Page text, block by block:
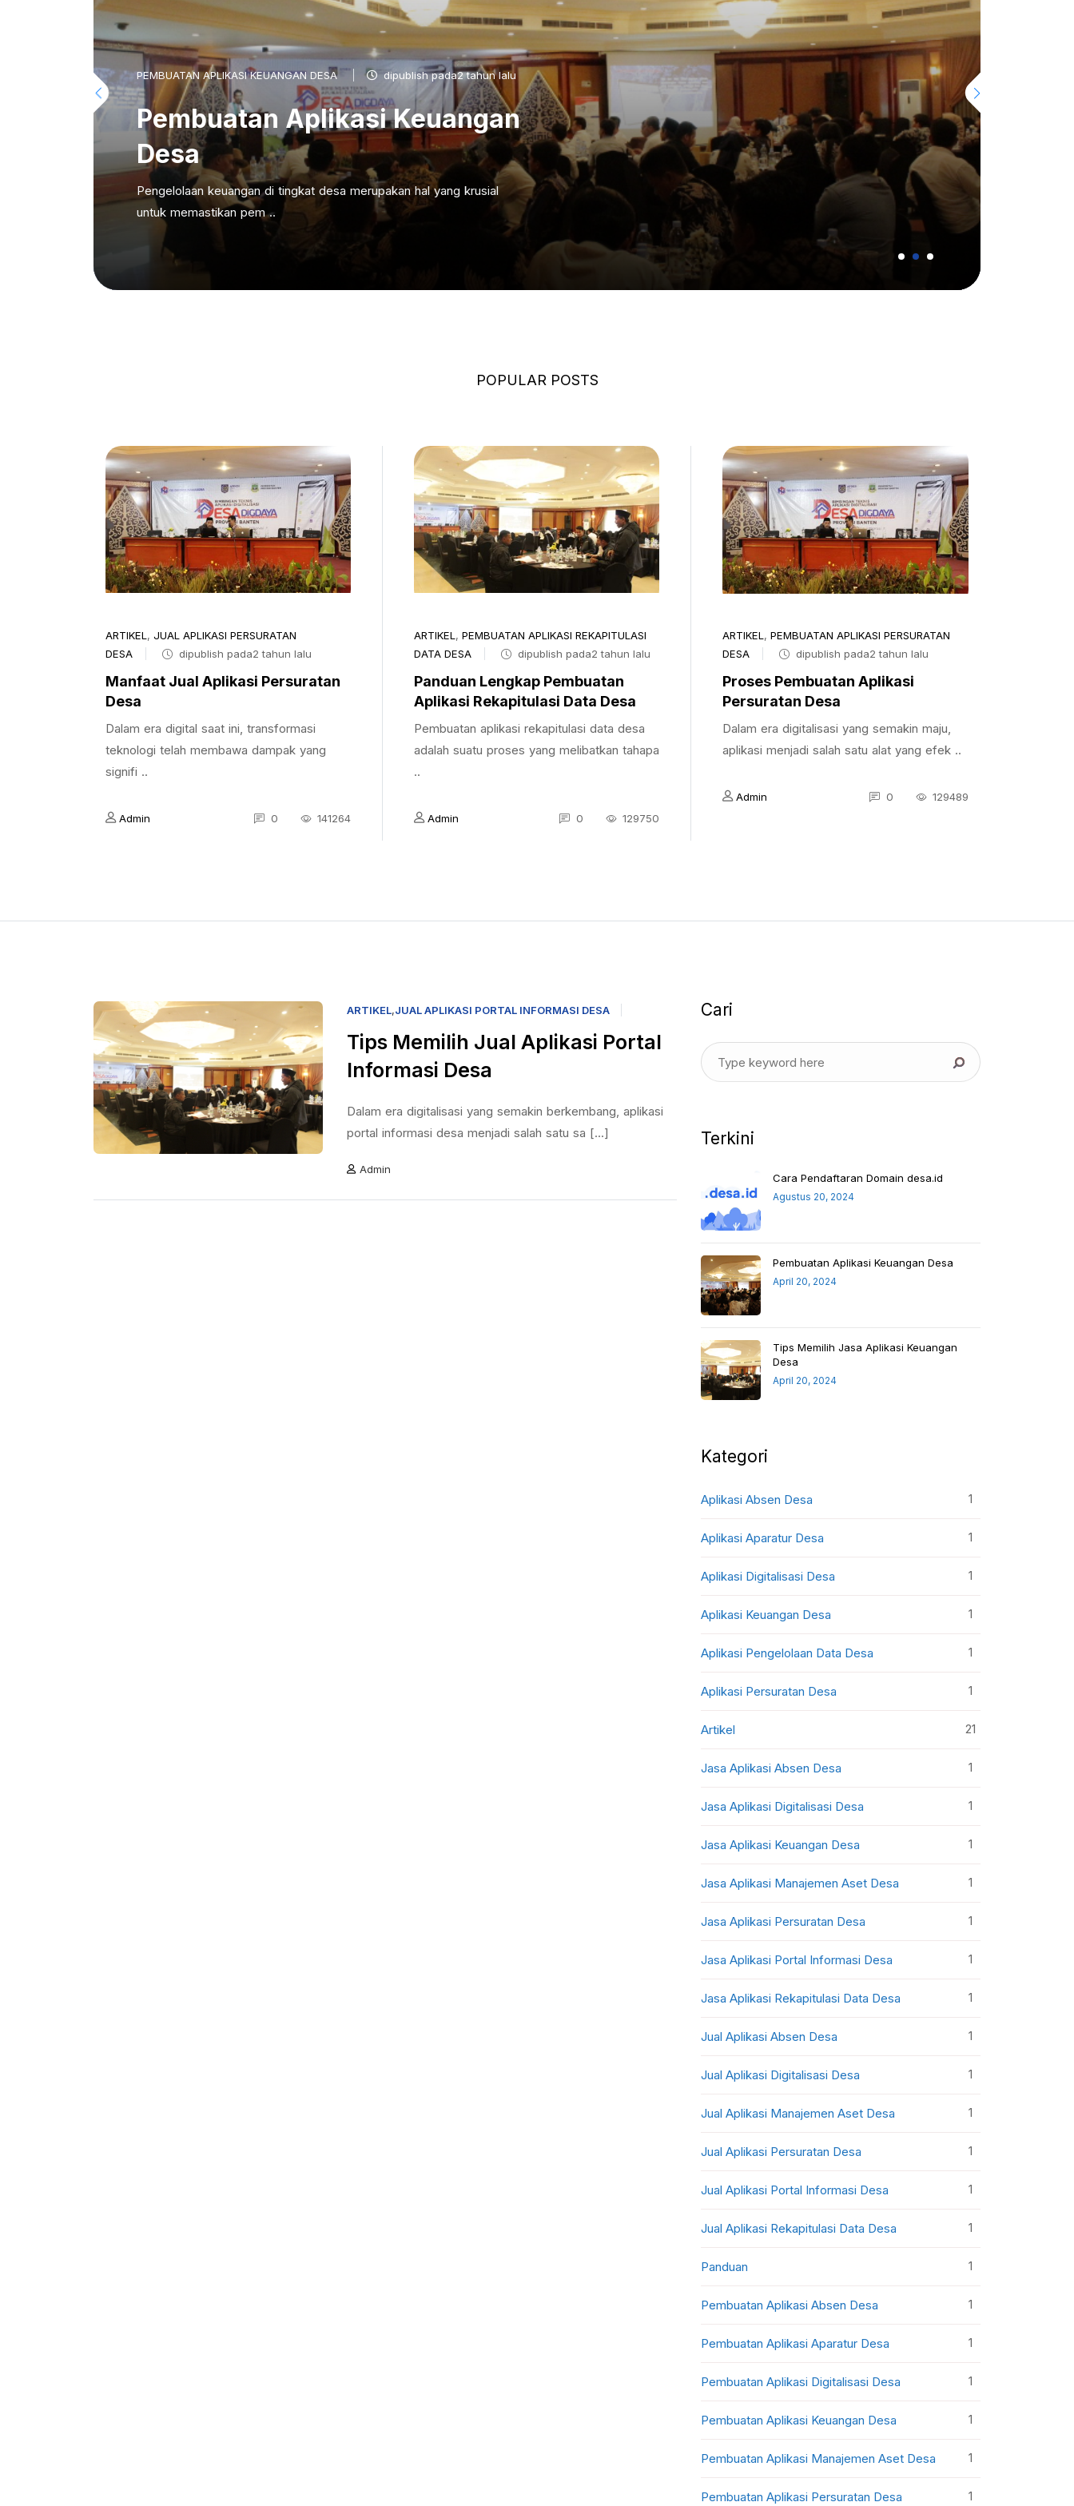
PEMBUATAN APLIKASI KEUANGAN DESA dipublish pada2 tahun lalu
Pembuatan Aplikasi Keuangan
Desa
Pengelolaan keuangan di tingkat desa merupakan hal yang krusial
untuk memastikan pem ..
POPULAR POSTS
ARTIKEL , JUAL APLIKASI PERSURATAN
DESA
dipublish pada2 tahun lalu
Manfaat Jual Aplikasi Persuratan
Desa
Dalam era digital saat ini, transformasi
teknologi telah membawa dampak yang
signifi ..
Admin 0 141264
ARTIKEL , PEMBUATAN APLIKASI REKAPITULASI
DATA DESA
dipublish pada2 tahun lalu
Panduan Lengkap Pembuatan
Aplikasi Rekapitulasi Data Desa
Pembuatan aplikasi rekapitulasi data desa
adalah suatu proses yang melibatkan tahapa
..
Admin 0 129750
ARTIKEL , PEMBUATAN APLIKASI PERSURATAN
DESA
dipublish pada2 tahun lalu
Proses Pembuatan Aplikasi
Persuratan Desa
Dalam era digitalisasi yang semakin maju,
aplikasi menjadi salah satu alat yang efek ..
Admin 0 129489
ARTIKEL,JUAL APLIKASI PORTAL INFORMASI DESA
Tips Memilih Jual Aplikasi Portal
Informasi Desa
Dalam era digitalisasi yang semakin berkembang, aplikasi
portal informasi desa menjadi salah satu sa [...]
Admin
Cari
Terkini
Cara Pendaftaran Domain desa.id
Agustus 20, 2024
Pembuatan Aplikasi Keuangan Desa
April 20, 2024
Tips Memilih Jasa Aplikasi Keuangan
Desa
April 20, 2024
Kategori
Aplikasi Absen Desa 1
Aplikasi Aparatur Desa 1
Aplikasi Digitalisasi Desa 1
Aplikasi Keuangan Desa 1
Aplikasi Pengelolaan Data Desa 1
Aplikasi Persuratan Desa 1
Artikel 21
Jasa Aplikasi Absen Desa 1
Jasa Aplikasi Digitalisasi Desa 1
Jasa Aplikasi Keuangan Desa 1
Jasa Aplikasi Manajemen Aset Desa 1
Jasa Aplikasi Persuratan Desa 1
Jasa Aplikasi Portal Informasi Desa 1
Jasa Aplikasi Rekapitulasi Data Desa 1
Jual Aplikasi Absen Desa 1
Jual Aplikasi Digitalisasi Desa 1
Jual Aplikasi Manajemen Aset Desa 1
Jual Aplikasi Persuratan Desa 1
Jual Aplikasi Portal Informasi Desa 1
Jual Aplikasi Rekapitulasi Data Desa 1
Panduan 1
Pembuatan Aplikasi Absen Desa 1
Pembuatan Aplikasi Aparatur Desa 1
Pembuatan Aplikasi Digitalisasi Desa 1
Pembuatan Aplikasi Keuangan Desa 1
Pembuatan Aplikasi Manajemen Aset Desa 1
Pembuatan Aplikasi Persuratan Desa 1